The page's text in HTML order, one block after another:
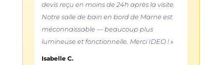
devis reçu en moins de 24h après la visite.
Notre salle de bain en bord de Marne est
méconnaissable — beaucoup plus
lumineuse et fonctionnelle. Merci IDEO ! »
Isabelle C.